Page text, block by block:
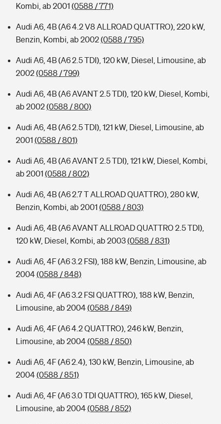
Kombi, ab 2001 (0588 / 771)
Audi A6, 4B (A6 4.2 V8 ALLROAD QUATTRO), 220 kW,
Benzin, Kombi, ab 2002(0588 / 795)
Audi A6, 4B (A6 2.5 TDI), 120 kW, Diesel, Limousine, ab
2002(0588 / 799)
Audi A6, 4B (A6 AVANT 2.5 TDI), 120 kW, Diesel, Kombi,
ab 2002(0588 / 800)
Audi A6, 4B (A6 2.5 TDI), 121 kW, Diesel, Limousine, ab
2001 (0588 / 801)
Audi A6, 4B (A6 AVANT 2.5 TDI), 121 kW, Diesel, Kombi,
ab 2001 (0588 / 802)
Audi A6, 4B (A6 2.7 T ALLROAD QUATTRO), 280 kW,
Benzin, Kombi, ab 2001 (0588 / 803)
Audi A6, 4B (A6 AVANT ALLROAD QUATTRO 2.5 TDI),
120 kW, Diesel, Kombi, ab 2003(0588 / 831)
Audi A6, 4F (A6 3.2 FSI), 188 kW, Benzin, Limousine, ab
2004(0588 / 848)
Audi A6, 4F (A6 3.2 FSI QUATTRO), 188 kW, Benzin,
Limousine, ab 2004(0588 / 849)
Audi A6, 4F (A6 4.2 QUATTRO), 246 kW, Benzin,
Limousine, ab 2004(0588 / 850)
Audi A6, 4F (A6 2.4), 130 kW, Benzin, Limousine, ab
2004(0588 / 851)
Audi A6, 4F (A6 3.0 TDI QUATTRO), 165 kW, Diesel,
Limousine, ab 2004(0588 / 852)